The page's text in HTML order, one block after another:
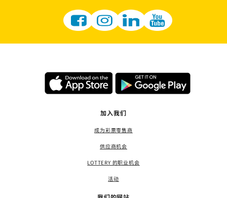
加入我们
成为彩票零售商
供应商机会
LOTTERY 的职业机会
活动